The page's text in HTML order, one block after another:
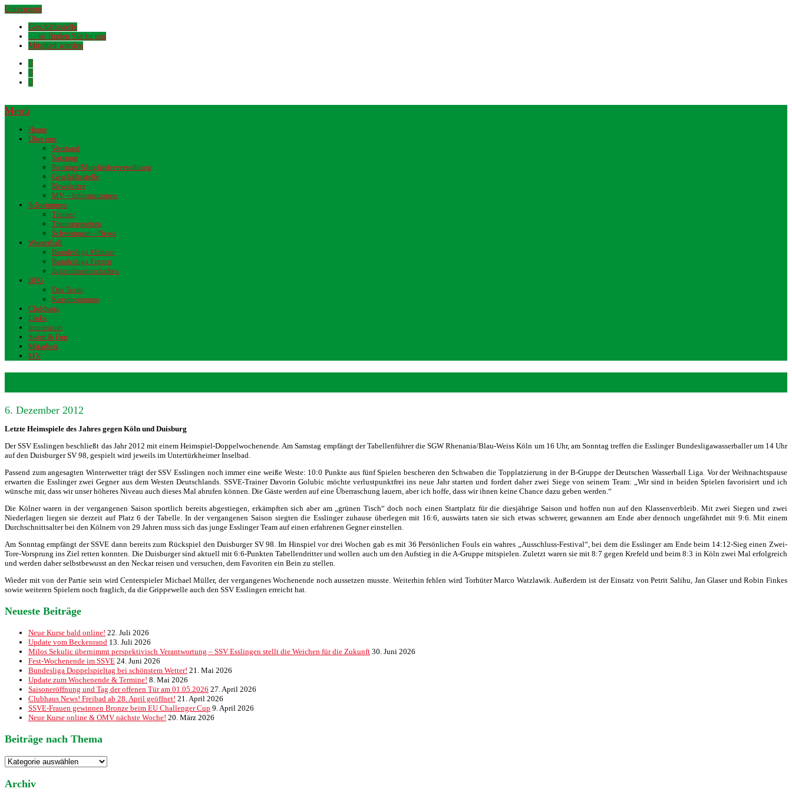
Untermenü
Geschäftsstelle
… so finden Sie zu uns
Mitglied werden
Menü
Home
Über uns
Vorstand
Satzung
Beiträge/Mitgliederverwaltung
Geschäftsstelle
Newsletter
MV – Informationen
Schwimmen
Trainer
Trainingszeiten
Schwimmen – News
Wasserball
Bundesliga Männer
Bundesliga Frauen
Jugendmannschaften
BFG
Das Team
Kursprogramm
Clubhaus
Links
Impressum
Swim & Fun
Mitarbeit
MV
6. Dezember 2012
Letzte Heimspiele des Jahres gegen Köln und Duisburg
Der SSV Esslingen beschließt das Jahr 2012 mit einem Heimspiel-Doppelwochenende. Am Samstag empfängt der Tabellenführer die SGW Rhenania/Blau-Weiss Köln um 16 Uhr, am Sonntag treffen die Esslinger Bundesligawasserballer um 14 Uhr
auf den Duisburger SV 98, gespielt wird jeweils im Untertürkheimer Inselbad.
Passend zum angesagten Winterwetter trägt der SSV Esslingen noch immer eine weiße Weste: 10:0 Punkte aus fünf Spielen bescheren den Schwaben die Topplatzierung in der B-Gruppe der Deutschen Wasserball Liga. Vor der Weihnachtspause
erwarten die Esslinger zwei Gegner aus dem Westen Deutschlands. SSVE-Trainer Davorin Golubic möchte verlustpunktfrei ins neue Jahr starten und fordert daher zwei Siege von seinem Team: „Wir sind in beiden Spielen favorisiert und ich
wünsche mir, dass wir unser höheres Niveau auch dieses Mal abrufen können. Die Gäste werden auf eine Überraschung lauern, aber ich hoffe, dass wir ihnen keine Chance dazu geben werden.“
Die Kölner waren in der vergangenen Saison sportlich bereits abgestiegen, erkämpften sich aber am „grünen Tisch“ doch noch einen Startplatz für die diesjährige Saison und hoffen nun auf den Klassenverbleib. Mit zwei Siegen und zwei
Niederlagen liegen sie derzeit auf Platz 6 der Tabelle. In der vergangenen Saison siegten die Esslinger zuhause überlegen mit 16:6, auswärts taten sie sich etwas schwerer, gewannen am Ende aber dennoch ungefährdet mit 9:6. Mit einem
Durchschnittsalter bei den Kölnern von 29 Jahren muss sich das junge Esslinger Team auf einen erfahrenen Gegner einstellen.
Am Sonntag empfängt der SSVE dann bereits zum Rückspiel den Duisburger SV 98. Im Hinspiel vor drei Wochen gab es mit 36 Persönlichen Fouls ein wahres „Ausschluss-Festival“, bei dem die Esslinger am Ende beim 14:12-Sieg einen Zwei-
Tore-Vorsprung ins Ziel retten konnten. Die Duisburger sind aktuell mit 6:6-Punkten Tabellendritter und wollen auch um den Aufstieg in die A-Gruppe mitspielen. Zuletzt waren sie mit 8:7 gegen Krefeld und beim 8:3 in Köln zwei Mal erfolgreich
und werden daher selbstbewusst an den Neckar reisen und versuchen, dem Favoriten ein Bein zu stellen.
Wieder mit von der Partie sein wird Centerspieler Michael Müller, der vergangenes Wochenende noch aussetzen musste. Weiterhin fehlen wird Torhüter Marco Watzlawik. Außerdem ist der Einsatz von Petrit Salihu, Jan Glaser und Robin Finkes
sowie weiteren Spielern noch fraglich, da die Grippewelle auch den SSV Esslingen erreicht hat.
Neueste Beiträge
Neue Kurse bald online! 22. Juli 2026
Update vom Beckenrand 13. Juli 2026
Milos Sekulic übernimmt perspektivisch Verantwortung – SSV Esslingen stellt die Weichen für die Zukunft 30. Juni 2026
Fest-Wochenende im SSVE 24. Juni 2026
Bundesliga Doppelspieltag bei schönstem Wetter! 21. Mai 2026
Update zum Wochenende & Termine! 8. Mai 2026
Saisoneröffnung und Tag der offenen Tür am 01.05.2026 27. April 2026
Clubhaus News! Freibad ab 28. April geöffnet! 21. April 2026
SSVE-Frauen gewinnen Bronze beim EU Challenger Cup 9. April 2026
Neue Kurse online & OMV nächste Woche! 20. März 2026
Beiträge nach Thema
Beiträge
nach
Thema
Archiv